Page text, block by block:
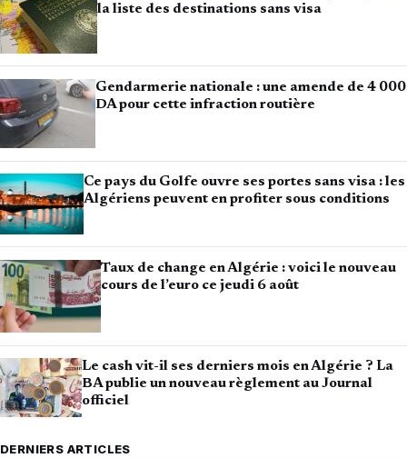
la liste des destinations sans visa
Gendarmerie nationale : une amende de 4 000
DA pour cette infraction routière
Ce pays du Golfe ouvre ses portes sans visa : les
Algériens peuvent en profiter sous conditions
Taux de change en Algérie : voici le nouveau
cours de l’euro ce jeudi 6 août
Le cash vit-il ses derniers mois en Algérie ? La
BA publie un nouveau règlement au Journal
officiel
DERNIERS ARTICLES